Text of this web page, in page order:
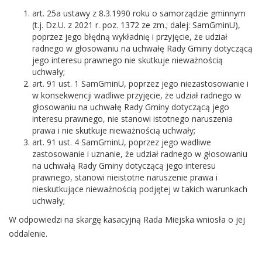
art. 25a ustawy z 8.3.1990 roku o samorządzie gminnym
(t.j. Dz.U. z 2021 r. poz. 1372 ze zm.; dalej: SamGminU),
poprzez jego błędną wykładnię i przyjęcie, że udział
radnego w głosowaniu na uchwałę Rady Gminy dotyczącą
jego interesu prawnego nie skutkuje nieważnością
uchwały;
art. 91 ust. 1 SamGminU, poprzez jego niezastosowanie i
w konsekwencji wadliwe przyjęcie, że udział radnego w
głosowaniu na uchwałę Rady Gminy dotyczącą jego
interesu prawnego, nie stanowi istotnego naruszenia
prawa i nie skutkuje nieważnością uchwały;
art. 91 ust. 4 SamGminU, poprzez jego wadliwe
zastosowanie i uznanie, że udział radnego w głosowaniu
na uchwałą Rady Gminy dotyczącą jego interesu
prawnego, stanowi nieistotne naruszenie prawa i
nieskutkujące nieważnością podjętej w takich warunkach
uchwały;
W odpowiedzi na skargę kasacyjną Rada Miejska wniosła o jej
oddalenie.